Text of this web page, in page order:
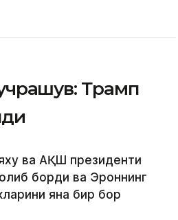
Трамп
ва АҚШ президенти
борди ва Эроннинг
яна бир бор